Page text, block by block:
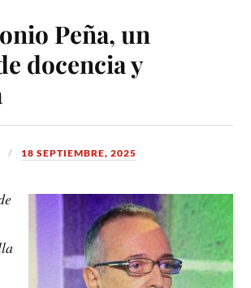
Peña, un
docencia y
18 SEPTIEMBRE, 2025